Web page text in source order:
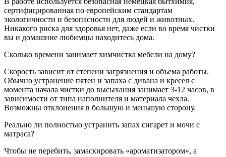
сертифицированная по европейским стандартам
экологичности и безопасности для людей и животных.
Никакого риска для здоровья нет, даже если во время чистки
вы и домашние любимцы находитесь дома.
Сколько времени занимает химчистка мебели на дому?
Скорость зависит от степени загрязнения и объема работы.
Обычно устранение пятен и запаха с дивана и кресел с
момента начала чистки до высыхания занимает 3-12 часов, в
зависимости от типа наполнителя и материала чехла.
Возможны отклонения в большую и меньшую сторону.
Реально ли полностью устранить запах сигарет и мочи с
матраса?
Чтобы не перебить, замаскировать «ароматизатором», а